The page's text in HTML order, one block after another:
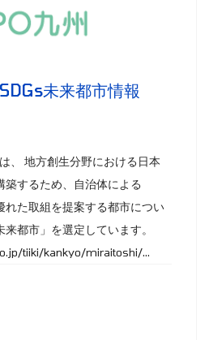
未来都市情報
、 地方創生分野における日本
築するため、自治体による
れた取組を提案する都市につい
都市」を選定しています。
tiiki/kankyo/miraitoshi/...